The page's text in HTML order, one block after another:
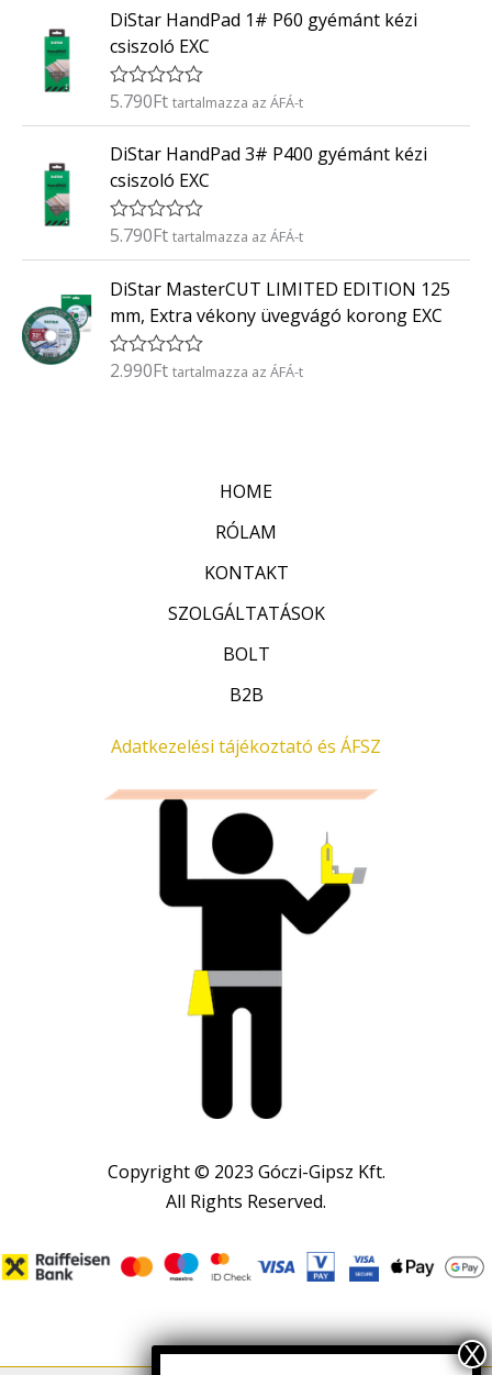
/
5
é
e
l
é
s
:
/
5
DiStar HandPad 1# P60 gyémánt kézi
csiszoló EXC
É
é
e
l
s
:
/
5
5.790Ft tartalmazza az ÁFÁ-t
DiStar HandPad 3# P400 gyémánt kézi
csiszoló EXC
É
é
e
l
é
s
5.790Ft tartalmazza az ÁFÁ-t
DiStar MasterCUT LIMITED EDITION 125
mm, Extra vékony üvegvágó korong EXC
É
2.990Ft tartalmazza az ÁFÁ-t
HOME
RÓLAM
KONTAKT
SZOLGÁLTATÁSOK
BOLT
B2B
Adatkezelési tájékoztató és ÁFSZ
Copyright © 2023 Góczi-Gipsz Kft.
All Rights Reserved.